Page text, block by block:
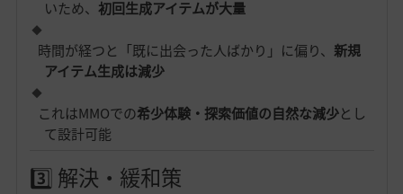
いため、初回生成アイテムが大量
時間が経つと「既に出会った人ばかり」に偏り、新規
アイテム生成は減少
これはMMOでの希少体験・探索価値の自然な減少とし
て設計可能
3️⃣ 解決・緩和策